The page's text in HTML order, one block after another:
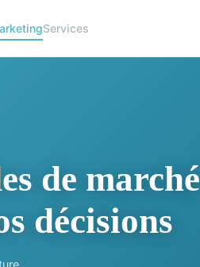
Services
de marché
décisions